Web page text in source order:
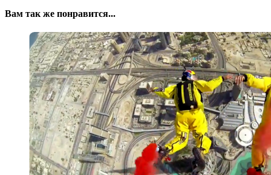
Вам так же понравится...